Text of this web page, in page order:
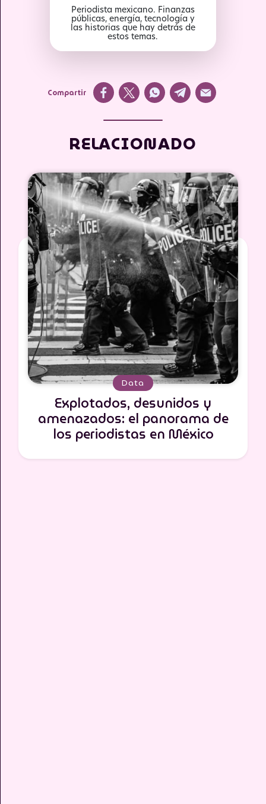
Compartir
RELACIONADO
Data
Explotados, desunidos y
amenazados: el panorama de
los periodistas en México
Periodista mexicano. Finanzas
públicas, energía, tecnología y
las historias que hay detrás de
estos temas.